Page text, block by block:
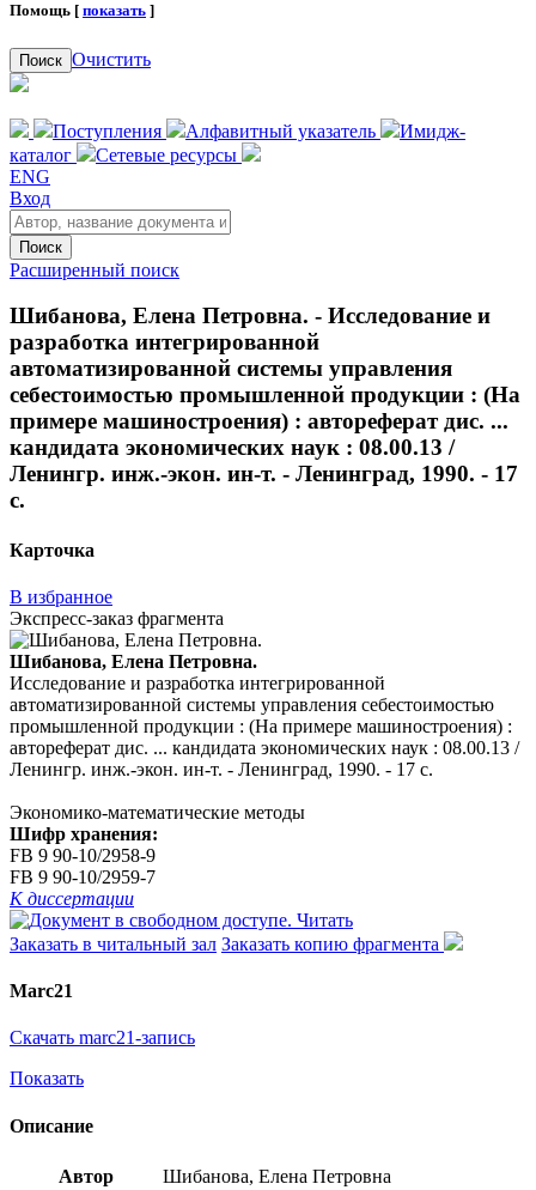
Помощь [ показать ]
Поиск Очистить
Поступления Алфавитный указатель
Имидж-
каталог
Сетевые ресурсы
ENG
Вход
Поиск
Расширенный поиск
Шибанова, Елена Петровна. - Исследование и
разработка интегрированной
автоматизированной системы управления
себестоимостью промышленной продукции : (На
примере машиностроения) : автореферат дис. ...
кандидата экономических наук : 08.00.13 /
Ленингр. инж.-экон. ин-т. - Ленинград, 1990. - 17
с.
Карточка
В избранное
Экспресс-заказ фрагмента
Шибанова, Елена Петровна.
Исследование и разработка интегрированной
автоматизированной системы управления себестоимостью
промышленной продукции : (На примере машиностроения) :
автореферат дис. ... кандидата экономических наук : 08.00.13 /
Ленингр. инж.-экон. ин-т. - Ленинград, 1990. - 17 с.
Экономико-математические методы
Шифр хранения:
FB 9 90-10/2958-9
FB 9 90-10/2959-7
К диссертации
Читать
Заказать в читальный зал Заказать копию фрагмента
Marc21
Скачать marc21-запись
Показать
Описание
Автор Шибанова, Елена Петровна